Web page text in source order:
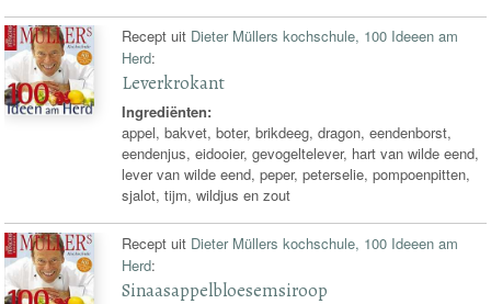
Recept uit Dieter Müllers kochschule, 100 Ideeen am
Herd:
Leverkrokant
Ingrediënten:
appel, bakvet, boter, brikdeeg, dragon, eendenborst,
eendenjus, eidooier, gevogeltelever, hart van wilde eend,
lever van wilde eend, peper, peterselie, pompoenpitten,
sjalot, tijm, wildjus en zout
Recept uit Dieter Müllers kochschule, 100 Ideeen am
Herd:
Sinaasappelbloesemsiroop